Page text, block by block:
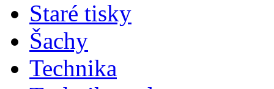
Staré tisky
Šachy
Technika